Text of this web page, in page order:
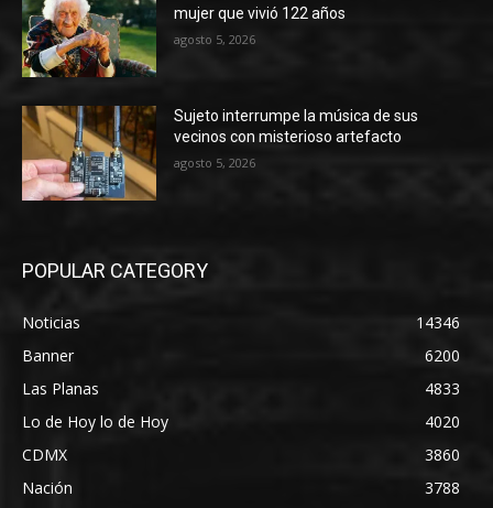
mujer que vivió 122 años
agosto 5, 2026
Sujeto interrumpe la música de sus
vecinos con misterioso artefacto
agosto 5, 2026
POPULAR CATEGORY
Noticias
14346
Banner
6200
Las Planas
4833
Lo de Hoy lo de Hoy
4020
CDMX
3860
Nación
3788